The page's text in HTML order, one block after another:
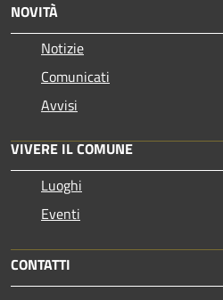
NOVITÀ
Notizie
Comunicati
Avvisi
VIVERE IL COMUNE
Luoghi
Eventi
CONTATTI